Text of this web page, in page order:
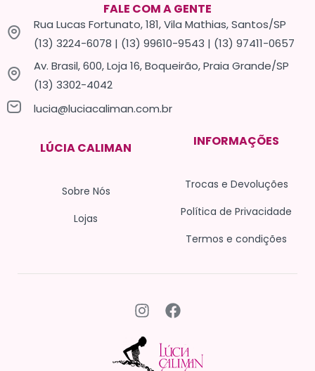
FALE COM A GENTE
Rua Lucas Fortunato, 181, Vila Mathias, Santos/SP
(13) 3224-6078 | (13) 99610-9543 | (13) 97411-0657
Av. Brasil, 600, Loja 16, Boqueirão, Praia Grande/SP
(13) 3302-4042
lucia@luciacaliman.com.br
LÚCIA CALIMAN
Sobre Nós
Lojas
INFORMAÇÕES
Trocas e Devoluções
Política de Privacidade
Termos e condições